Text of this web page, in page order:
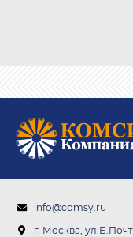
info@comsy.ru
г. Москва,